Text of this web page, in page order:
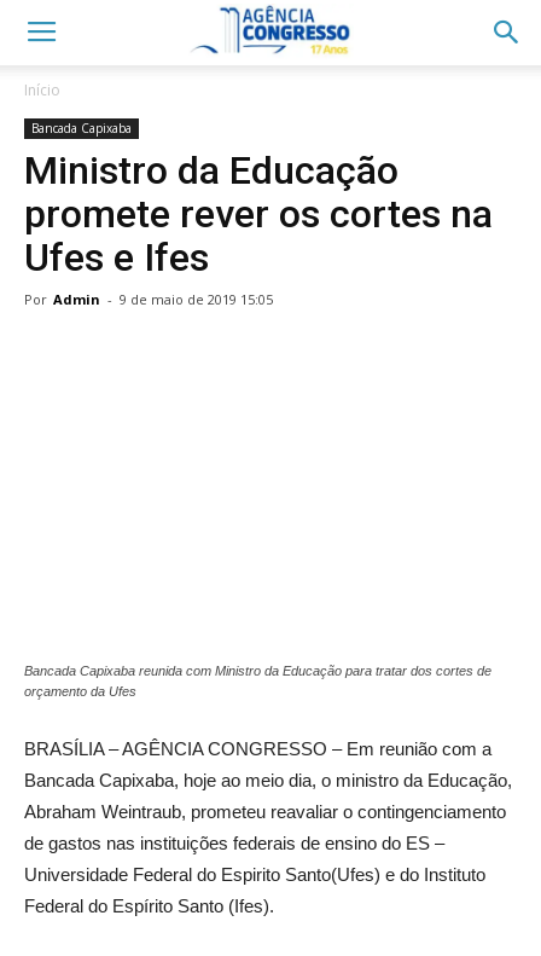
Início
Bancada Capixaba
Ministro da Educação
promete rever os cortes na
Ufes e Ifes
Por Admin - 9 de maio de 2019 15:05
Bancada Capixaba reunida com Ministro da Educação para tratar dos cortes de
orçamento da Ufes
BRASÍLIA – AGÊNCIA CONGRESSO – Em reunião com a
Bancada Capixaba, hoje ao meio dia, o ministro da Educação,
Abraham Weintraub, prometeu reavaliar o contingenciamento
de gastos nas instituições federais de ensino do ES –
Universidade Federal do Espirito Santo(Ufes) e do Instituto
Federal do Espírito Santo (Ifes).